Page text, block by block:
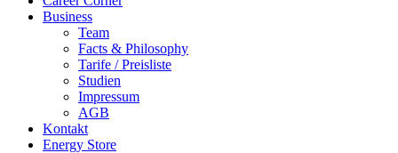
Business
Team
Facts & Philosophy
Tarife / Preisliste
Studien
Impressum
AGB
Kontakt
Energy Store